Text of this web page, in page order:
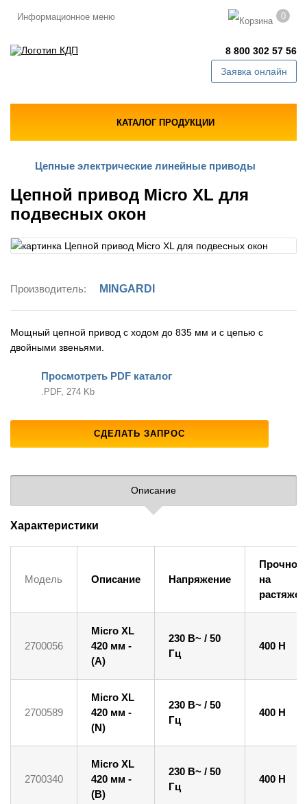
Информационное меню 0
8 800 302 57 56
Заявка онлайн
КАТАЛОГ ПРОДУКЦИИ
Цепные электрические линейные приводы
Цепной привод Micro XL для
подвесных окон
Производитель: MINGARDI
Мощный цепной привод с ходом до 835 мм и с цепью с
двойными звеньями.
Просмотреть PDF каталог
.PDF, 274 Kb
СДЕЛАТЬ ЗАПРОС
Описание
Характеристики
Модель Описание Напряжение
на
2700056
Micro XL
420 мм -
(A)
230 В~ / 50
Гц
400 Н
2700589
Micro XL
420 мм -
(N)
230 В~ / 50
Гц
400 Н
2700340
Micro XL
420 мм -
(B)
230 В~ / 50
Гц
400 Н